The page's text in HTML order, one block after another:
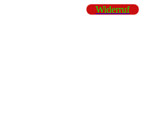
Widerruf